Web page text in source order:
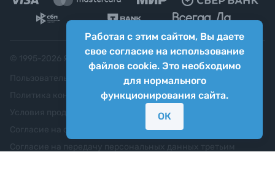
Работая с этим сайтом, Вы даете
свое согласие на использование
файлов cookie. Это необходимо
для нормального
функционирования сайта.
ОК
Яркий фотомаркет ("Яркий Мир")
Пользовательское соглашение
Политика конфиденциальности
Согласие на обработку персональных данных
Согласие на передачу персональных данных третьим